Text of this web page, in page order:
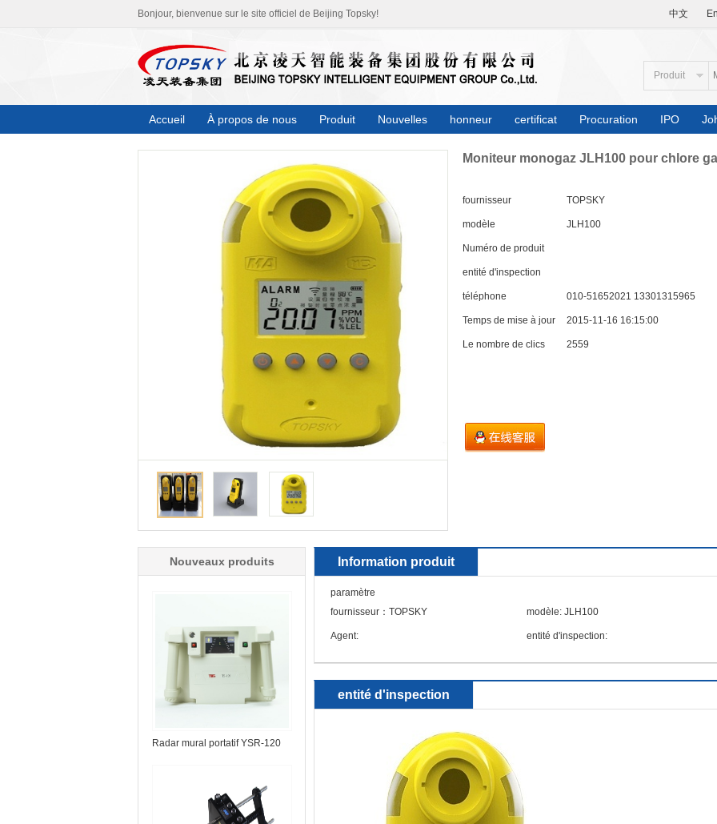
Bonjour, bienvenue sur le site officiel de Beijing Topsky! 中文
Produit
Accueil À propos de nous Produit Nouvelles honneur certificat Procuration IPO
Moniteur monogaz JLH100 pour chlore
fournisseur TOPSKY
modèle JLH100
Numéro de produit
entité d'inspection
téléphone 010-51652021 13301315965
Temps de mise à jour 2015-11-16 16:15:00
Le nombre de clics 2559
Nouveaux produits
Radar mural portatif YSR-120
Information produit
paramètre
fournisseur：TOPSKY
modèle: JLH100
Agent: entité d'inspection:
entité d'inspection